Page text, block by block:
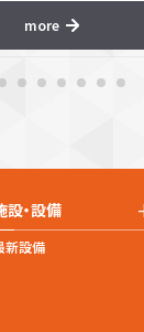
more
設・設備
新設備